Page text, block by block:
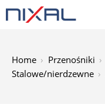
Home Przenośniki
Stalowe/nierdzewne